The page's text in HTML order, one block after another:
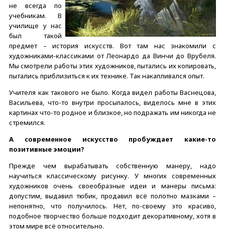
не всегда по
учебникам. В
училище у нас
был такой
предмет – история искусств. Вот там нас знакомили с
художниками-классиками от Леонардо да Винчи до Врубеля.
Мы смотрели работы этих художников, пытались их копировать,
пытались приблизиться к их технике. Так накапливался опыт.
Учителя как такового не было. Когда видел работы Васнецова,
Васильева, что-то внутри просыпалось, виделось мне в этих
картинах что-то родное и близкое, но подражать им никогда не
стремился.
А современное искусство пробуждает какие-то
позитивные эмоции?
Прежде чем вырабатывать собственную манеру, надо
научиться классическому рисунку. У многих современных
художников очень своеобразные идеи и манеры письма:
допустим, выдавил тюбик, продавил всё полотно мазками –
непонятно, что получилось. Нет, по-своему это красиво,
подобное творчество больше подходит декоративному, хотя в
этом мире всё относительно.